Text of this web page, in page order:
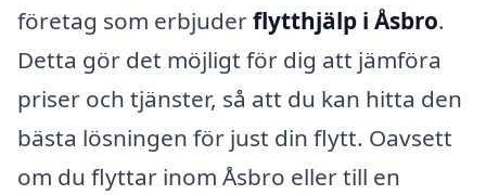
företag som erbjuderflytthjälp i Åsbro.
Detta gör det möjligt för dig att jämföra
priser och tjänster, så att du kan hitta den
bästa lösningen för just din flytt. Oavsett
om du flyttar inom Åsbro eller till en